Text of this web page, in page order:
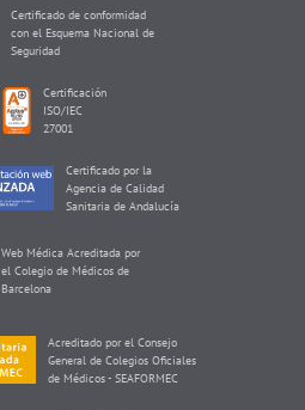
Certificado de conformidad
con el Esquema Nacional de
Seguridad
Certificación
ISO/IEC
27001
Certificado por la
Agencia de Calidad
Sanitaria de Andalucía
Web Médica Acreditada por
el Colegio de Médicos de
Barcelona
Acreditado por el Consejo
General de Colegios Oficiales
de Médicos - SEAFORMEC